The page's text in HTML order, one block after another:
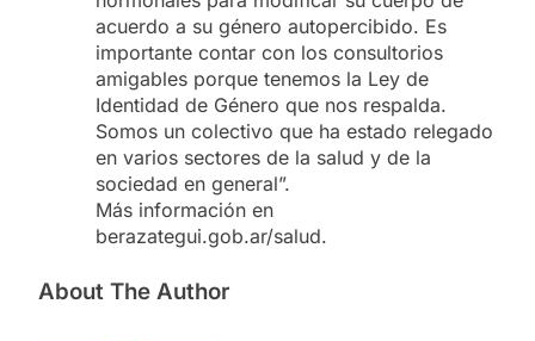
acuerdo a su género autopercibido. Es
importante contar con los consultorios
amigables porque tenemos la Ley de
Identidad de Género que nos respalda.
Somos un colectivo que ha estado relegado
en varios sectores de la salud y de la
sociedad en general”.
Más información en
berazategui.gob.ar/salud.
About The Author